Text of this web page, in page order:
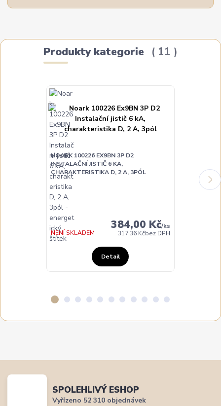
Produkty kategorie 11
NOARK 100226 EX9BN 3P D2
INSTALAČNÍ JISTIČ 6 KA,
CHARAKTERISTIKA D, 2 A, 3PÓL
384,00 Kč/ks
317,36 Kčbez DPH
NENÍ SKLADEM
Detail
SPOLEHLIVÝ ESHOP
Vyřízeno 52 310 objednávek